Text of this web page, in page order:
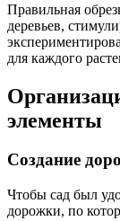
Правильная
деревьев,
для каждого
элементы
Создание
Чтобы сад был
дорожки, по